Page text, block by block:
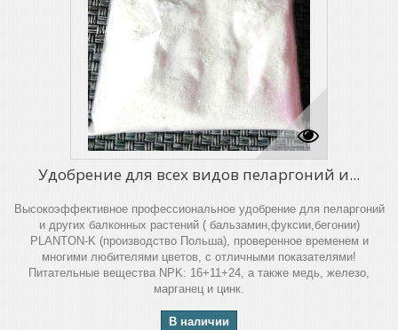
Удобрение для всех видов пеларгоний и...
Высокоэффективное профессиональное удобрение для пеларгоний
и других балконных растений ( бальзамин,фуксии,бегонии)
PLANTON-K (производство Польша), проверенное временем и
многими любителями цветов, с отличными показателями!
Питательные вещества NPK: 16+11+24, а также медь, железо,
марганец и цинк.
В наличии